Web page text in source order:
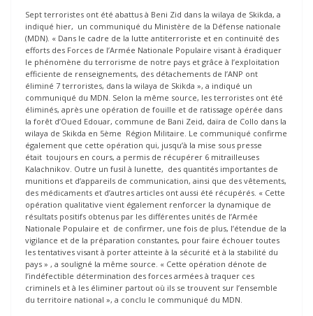
Sept terroristes ont été abattus à Beni Zid dans la wilaya de Skikda, a
indiqué hier, un communiqué du Ministère de la Défense nationale
(MDN). « Dans le cadre de la lutte antiterroriste et en continuité des
efforts des Forces de l’Armée Nationale Populaire visant à éradiquer
le phénomène du terrorisme de notre pays et grâce à l’exploitation
efficiente de renseignements, des détachements de l’ANP ont
éliminé 7 terroristes, dans la wilaya de Skikda », a indiqué un
communiqué du MDN. Selon la même source, les terroristes ont été
éliminés, après une opération de fouille et de ratissage opérée dans
la forêt d’Oued Edouar, commune de Bani Zeid, daïra de Collo dans la
wilaya de Skikda en 5ème Région Militaire. Le communiqué confirme
également que cette opération qui, jusqu’à la mise sous presse
était toujours en cours, a permis de récupérer 6 mitrailleuses
Kalachnikov. Outre un fusil à lunette, des quantités importantes de
munitions et d’appareils de communication, ainsi que des vêtements,
des médicaments et d’autres articles ont aussi été récupérés. « Cette
opération qualitative vient également renforcer la dynamique de
résultats positifs obtenus par les différentes unités de l’Armée
Nationale Populaire et de confirmer, une fois de plus, l’étendue de la
vigilance et de la préparation constantes, pour faire échouer toutes
les tentatives visant à porter atteinte à la sécurité et à la stabilité du
pays » , a souligné la même source. « Cette opération dénote de
l’indéfectible détermination des forces armées à traquer ces
criminels et à les éliminer partout où ils se trouvent sur l’ensemble
du territoire national », a conclu le communiqué du MDN.